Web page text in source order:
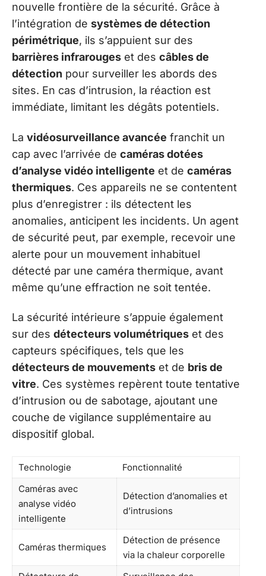
nouvelle frontière de la sécurité. Grâce à
l’intégration de systèmes de détection
périmétrique, ils s’appuient sur des
barrières infrarouges et des câbles de
détection pour surveiller les abords des
sites. En cas d’intrusion, la réaction est
immédiate, limitant les dégâts potentiels.
La vidéosurveillance avancée franchit un
cap avec l’arrivée de caméras dotées
d’analyse vidéo intelligente et de caméras
thermiques. Ces appareils ne se contentent
plus d’enregistrer : ils détectent les
anomalies, anticipent les incidents. Un agent
de sécurité peut, par exemple, recevoir une
alerte pour un mouvement inhabituel
détecté par une caméra thermique, avant
même qu’une effraction ne soit tentée.
La sécurité intérieure s’appuie également
sur des détecteurs volumétriques et des
capteurs spécifiques, tels que les
détecteurs de mouvements et de bris de
vitre. Ces systèmes repèrent toute tentative
d’intrusion ou de sabotage, ajoutant une
couche de vigilance supplémentaire au
dispositif global.
Technologie
Fonctionnalité
Caméras avec
analyse vidéo
intelligente
Détection d’anomalies et
d’intrusions
Caméras thermiques
Détection de présence
via la chaleur corporelle